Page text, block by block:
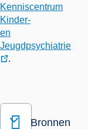
link
Kenniscentrum
Kinder-
en
Jeugdpsychiatrie
.
Bronnen